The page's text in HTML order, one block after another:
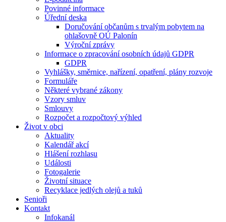
Povinné informace
Úřední deska
Doručování občanům s trvalým pobytem na
ohlašovně OÚ Palonín
Výroční zprávy
Informace o zpracování osobních údajů GDPR
GDPR
Vyhlášky, směrnice, nařízení, opatření, plány rozvoje
Formuláře
Některé vybrané zákony
Vzory smluv
Smlouvy
Rozpočet a rozpočtový výhled
Život v obci
Aktuality
Kalendář akcí
Hlášení rozhlasu
Události
Fotogalerie
Životní situace
Recyklace jedlých olejů a tuků
Senioři
Kontakt
Infokanál